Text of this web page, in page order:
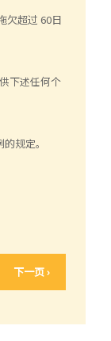
欠超过 60日
下述任何个
规定。
下一页 ›